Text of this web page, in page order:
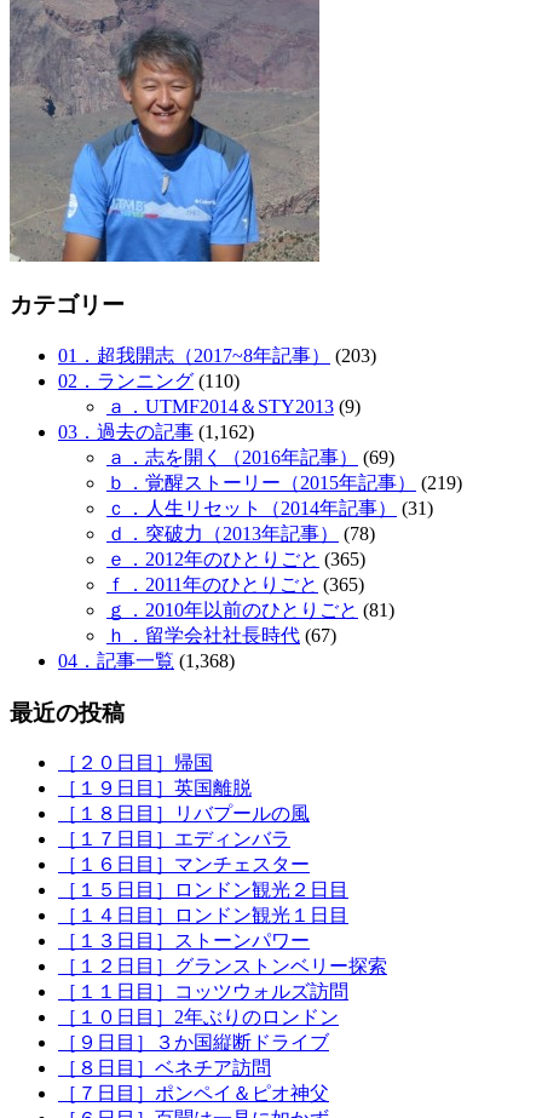
カテゴリー
01．超我開志（2017~8年記事）
(203)
02．ランニング (110)
ａ．UTMF2014＆STY2013 (9)
03．過去の記事 (1,162)
ａ．志を開く（2016年記事）
(69)
ｂ．覚醒ストーリー（2015年記事）
(219)
ｃ．人生リセット（2014年記事）
(31)
ｄ．突破力（2013年記事）
(78)
ｅ．2012年のひとりごと (365)
ｆ．2011年のひとりごと (365)
ｇ．2010年以前のひとりごと (81)
ｈ．留学会社社長時代 (67)
04．記事一覧 (1,368)
最近の投稿
［２０日目］帰国
［１９日目］英国離脱
［１８日目］リバプールの風
［１７日目］エディンバラ
［１６日目］マンチェスター
［１５日目］ロンドン観光２日目
［１４日目］ロンドン観光１日目
［１３日目］ストーンパワー
［１２日目］グランストンベリー探索
［１１日目］コッツウォルズ訪問
［１０日目］2年ぶりのロンドン
［９日目］３か国縦断ドライブ
［８日目］ベネチア訪問
［７日目］ポンペイ＆ピオ神父